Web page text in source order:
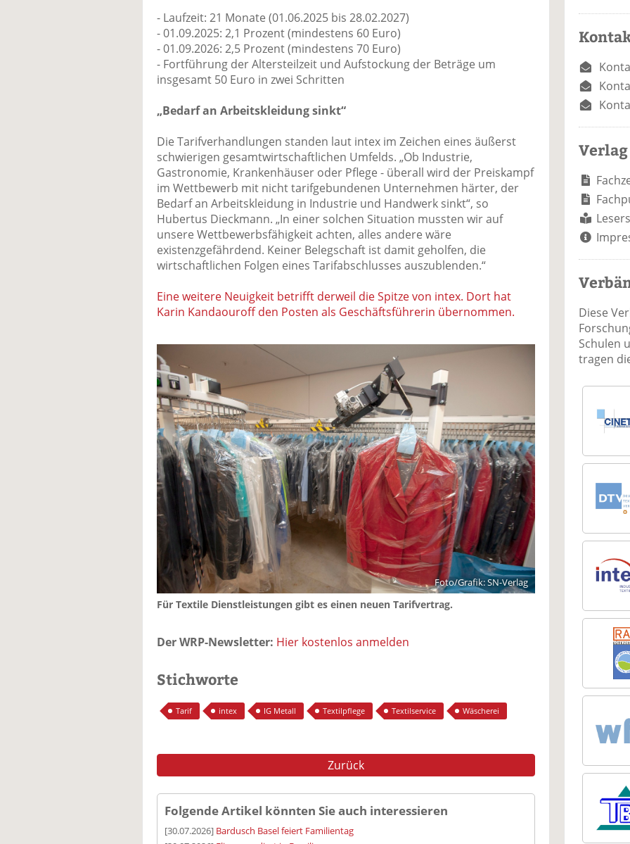
- Laufzeit: 21 Monate (01.06.2025 bis 28.02.2027)
- 01.09.2025: 2,1 Prozent (mindestens 60 Euro)
- 01.09.2026: 2,5 Prozent (mindestens 70 Euro)
- Fortführung der Altersteilzeit und Aufstockung der Beträge um
insgesamt 50 Euro in zwei Schritten
„Bedarf an Arbeitskleidung sinkt“
Die Tarifverhandlungen standen laut intex im Zeichen eines äußerst
schwierigen gesamtwirtschaftlichen Umfelds. „Ob Industrie,
Gastronomie, Krankenhäuser oder Pflege - überall wird der Preiskampf
im Wettbewerb mit nicht tarifgebundenen Unternehmen härter, der
Bedarf an Arbeitskleidung in Industrie und Handwerk sinkt“, so
Hubertus Dieckmann. „In einer solchen Situation mussten wir auf
unsere Wettbewerbsfähigkeit achten, alles andere wäre
existenzgefährdend. Keiner Belegschaft ist damit geholfen, die
wirtschaftlichen Folgen eines Tarifabschlusses auszublenden.“
Eine weitere Neuigkeit betrifft derweil die Spitze von intex. Dort hat
Karin Kandaouroff den Posten als Geschäftsführerin übernommen.
Foto/Grafik: SN-Verlag
Für Textile Dienstleistungen gibt es einen neuen Tarifvertrag.
Der WRP-Newsletter: Hier kostenlos anmelden
Stichworte
Tarif intex IG Metall Textilpflege Textilservice Wäscherei
Zurück
Folgende Artikel könnten Sie auch interessieren
[30.07.2026] Bardusch Basel feiert Familientag
Verlag
Diese
Schulen
tragen